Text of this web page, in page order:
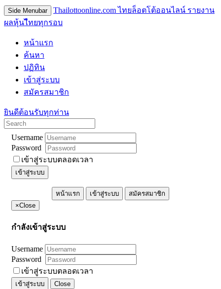
Side Menubar
Thailottoonline.com ไทยล็อตโต้ออนไลน์ รายงาน
ผลหุ้นไืทยทุกรอบ
หน้าแรก
ค้นหา
ปฏิทิน
เข้าสู่ระบบ
สมัครสมาชิก
ยินดีต้อนรับทุกท่าน
Username
Password
เข้าสู่ระบบตลอดเวลา
เข้าสู่ระบบ
หน้าแรก เข้าสู่ระบบ
สมัครสมาชิก
×Close
กำลังเข้าสู่ระบบ
Username
Password
เข้าสู่ระบบตลอดเวลา
เข้าสู่ระบบ Close